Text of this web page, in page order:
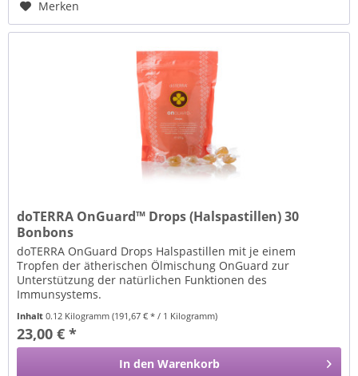
Merken
doTERRA OnGuard™ Drops (Halspastillen) 30
Bonbons
doTERRA OnGuard Drops Halspastillen mit je einem
Tropfen der ätherischen Ölmischung OnGuard zur
Unterstützung der natürlichen Funktionen des
Immunsystems.
Inhalt0.12 Kilogramm(191,67 € * / 1 Kilogramm)
23,00 € *
In den Warenkorb